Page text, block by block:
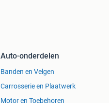
Auto-onderdelen
Banden en Velgen
Carrosserie en Plaatwerk
Motor en Toebehoren